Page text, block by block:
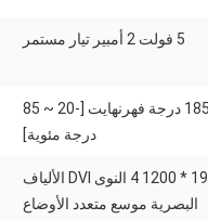
5 فولت 2 أمبير تيار مستمر
-4 ~ 185 درجة فهرنهايت [-20 ~ 85
درجة مئوية]
ميني 1920 * 1200 4 النوى DVI الألياف
البصرية موسع متعدد الأوضاع